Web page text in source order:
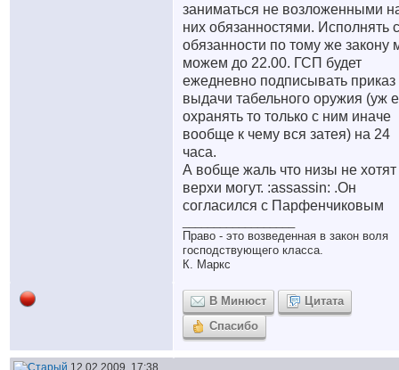
заниматься не возложенными
них обязанностями. Исполнять
обязанности по тому же закону
можем до 22.00. ГСП будет
ежедневно подписывать приказ
выдачи табельного оружия (уж
охранять то только с ним иначе
вообще к чему вся затея) на 24
часа.
А вобще жаль что низы не хотят
верхи могут. :assassin: .Он
согласился с Парфенчиковым
Право - это возведенная в закон воля
господствующего класса.
К. Маркс
В Минюст
Цитата
Спасибо
12.02.2009, 17:38